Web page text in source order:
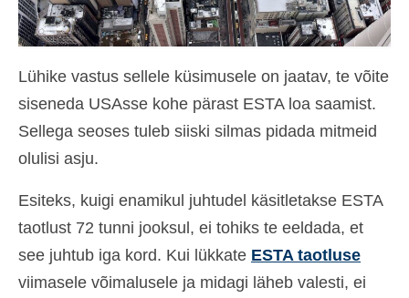
English
Suomi(Finnish)
Deutsch(German)
Ελληνικά
עברית(Hebrew)
Magyar(Hungarian)
Italiano Italian
Lühike vastus sellele küsimusele on jaatav, te võite
siseneda USAsse kohe pärast ESTA loa saamist.
Sellega seoses tuleb siiski silmas pidada mitmeid
olulisi asju.
Esiteks, kuigi enamikul juhtudel käsitletakse ESTA
taotlust 72 tunni jooksul, ei tohiks te eeldada, et
see juhtub iga kord. Kui lükkate ESTA taotluse
viimasele võimalusele ja midagi läheb valesti, ei